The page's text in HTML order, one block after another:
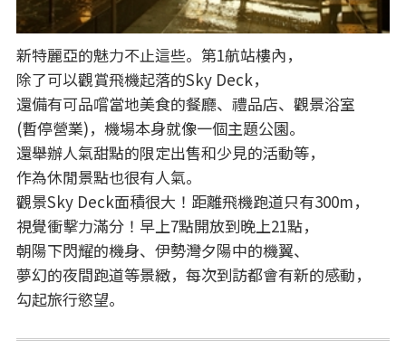
新特麗亞的魅力不止這些。第1航站樓內，
除了可以觀賞飛機起落的Sky Deck，
還備有可品嚐當地美食的餐廳、禮品店、觀景浴室
(暫停營業)，機場本身就像一個主題公園。
還舉辦人氣甜點的限定出售和少見的活動等，
作為休閒景點也很有人氣。
觀景Sky Deck面積很大！距離飛機跑道只有300m，
視覺衝擊力滿分！早上7點開放到晚上21點，
朝陽下閃耀的機身、伊勢灣夕陽中的機翼、
夢幻的夜間跑道等景緻，每次到訪都會有新的感動，
勾起旅行慾望。